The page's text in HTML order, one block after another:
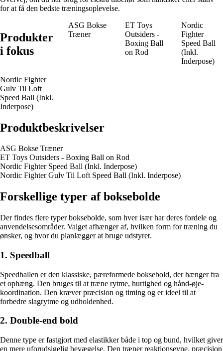
for at få den bedste træningsoplevelse.
Produkter
i fokus
ASG Bokse
Træner
ET Toys
Outsiders -
Boxing Ball
on Rod
Nordic
Fighter
Speed Ball
(Inkl.
Inderpose)
Nordic Fighter
Gulv Til Loft
Speed Ball (Inkl.
Inderpose)
Produktbeskrivelser
ASG Bokse Træner
ET Toys Outsiders - Boxing Ball on Rod
Nordic Fighter Speed Ball (Inkl. Inderpose)
Nordic Fighter Gulv Til Loft Speed Ball (Inkl. Inderpose)
Forskellige typer af boksebolde
Der findes flere typer boksebolde, som hver især har deres fordele og
anvendelsesområder. Valget afhænger af, hvilken form for træning du
ønsker, og hvor du planlægger at bruge udstyret.
1. Speedball
Speedballen er den klassiske, pæreformede boksebold, der hænger fra
et ophæng. Den bruges til at træne rytme, hurtighed og hånd-øje-
koordination. Den kræver præcision og timing og er ideel til at
forbedre slagrytme og udholdenhed.
2. Double-end bold
Denne type er fastgjort med elastikker både i top og bund, hvilket giver
en mere uforudsigelig bevægelse. Den træner reaktionsevne, præcision